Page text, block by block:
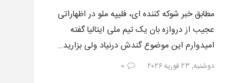
مطابق خبر شوکه کننده ای، فلیپه ملو در اظهاراتی
عجیب از دروازه بان یک تیم ملی ایتالیا گفته
امیدوارم این موضوع گندش درنیاد ولی بزارید…
دوشنبه, ۲۳ فوریه ۲۰۲۶ ۰